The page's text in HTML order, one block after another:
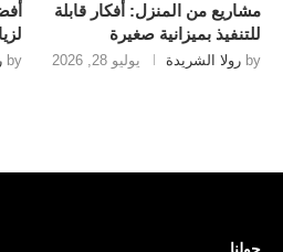
مشاريع من المنزل: أفكار قابلة
للتنفيذ بميزانية صغيرة
by رولا الشريدة يوليو 28, 2026 by